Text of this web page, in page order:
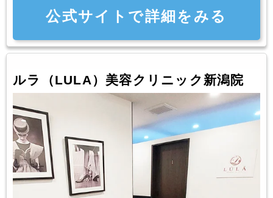
公式サイトで詳細をみる
ルラ（LULA）美容クリニック新潟院